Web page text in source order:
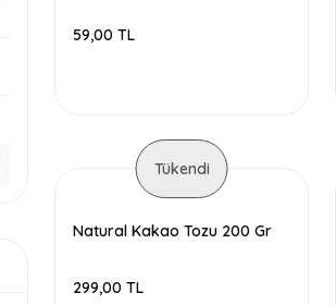
59,00 TL
Tükendi
Natural Kakao Tozu 200 Gr
299,00 TL